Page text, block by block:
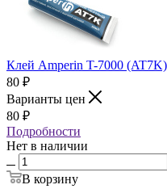
Клей Amperin T-7000
80 ₽
Варианты цен
80 ₽
Подробности
Нет в наличии
В корзину